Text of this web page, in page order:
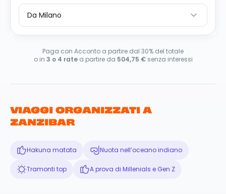
Da Milano
Paga con Acconto a partire dal 30% del totale
o in 3 o 4 ratea partire da 504,75 €senza interessi
VIAGGI ORGANIZZATI A
ZANZIBAR
Hakuna matata Nuota nell’oceano indiano
Tramonti top A prova di Millenials e Gen Z